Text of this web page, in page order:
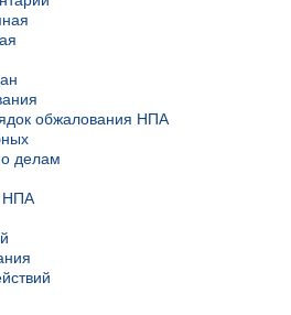
обжалования НПА
делам
НПА